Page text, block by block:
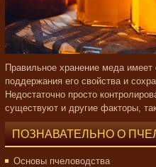
Правильное хранение меда имеет
поддержания его свойства и
Недостаточно просто
существуют и другие факторы,
ПОЗНАВАТЕЛЬНО О
Основы пчеловодства